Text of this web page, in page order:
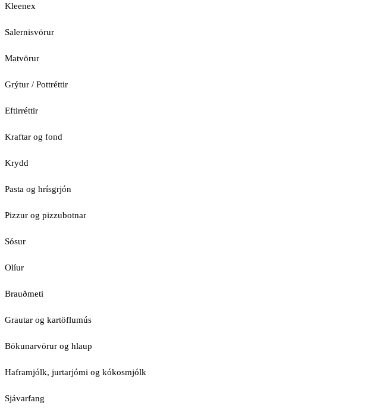
Kleenex
Salernisvörur
Matvörur
Grýtur / Pottréttir
Eftirréttir
Kraftar og fond
Krydd
Pasta og hrísgrjón
Pizzur og pizzubotnar
Sósur
Olíur
Brauðmeti
Grautar og kartöflumús
Bökunarvörur og hlaup
Haframjólk, jurtarjómi og kókosmjólk
Sjávarfang